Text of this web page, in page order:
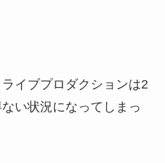
イブプロダクションは2
い状況になってしまっ